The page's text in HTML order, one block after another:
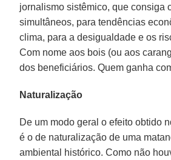
jornalismo sistêmico, que consiga
simultâneos, para tendências
clima, para a desigualdade e os
Com nome aos bois (ou aos
dos beneficiários. Quem ganha
Naturalização
De um modo geral o efeito obtido
é o de naturalização de uma
ambiental histórico. Como não